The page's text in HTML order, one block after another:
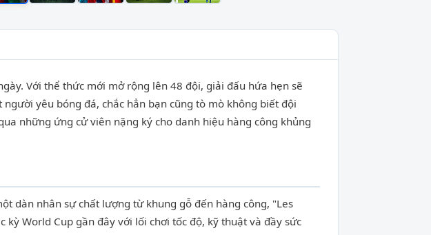
Với thể thức mới mở rộng lên 48 đội, giải đấu hứa hẹn sẽ
yêu bóng đá, chắc hẳn bạn cũng tò mò không biết đội
những ứng cử viên nặng ký cho danh hiệu hàng công khủng
dàn nhân sự chất lượng từ khung gỗ đến hàng công, "Les
World Cup gần đây với lối chơi tốc độ, kỹ thuật và đầy sức